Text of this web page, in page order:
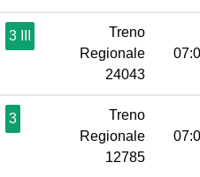
3 III
Treno
Regionale
24043
3
Treno
Regionale
12785